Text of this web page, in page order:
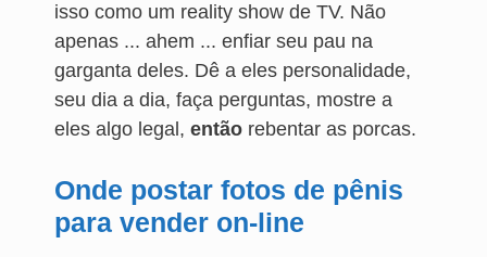
isso como um reality show de TV. Não
apenas ... ahem ... enfiar seu pau na
garganta deles. Dê a eles personalidade,
seu dia a dia, faça perguntas, mostre a
eles algo legal, então rebentar as porcas.
Onde postar fotos de pênis
para vender on-line